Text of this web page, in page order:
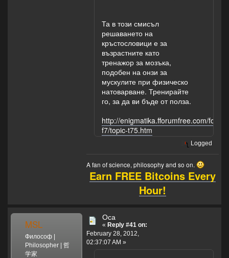
Та в този смисъл
решаването на
кръстословици е за
възрастните като
тренажор за мозъка,
подобен на онзи за
мускулите при физическо
натоварване. Тренирайте
го, за да ви бъде от полза.
http://enigmatika.fforumfree.com/
f7/topic-t75.htm
Logged
A fan of science, philosophy and so on.
Earn FREE Bitcoins Every
Hour!
MSL
Философ |
Philosopher | 哲
学家
Оса
« Reply #41 on:
February 28, 2012,
02:37:07 AM »